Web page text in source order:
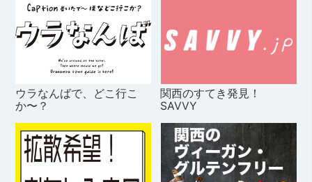
ウラなんばで、どこ行こ
か〜？
関西のすてき発見！
SAVVY